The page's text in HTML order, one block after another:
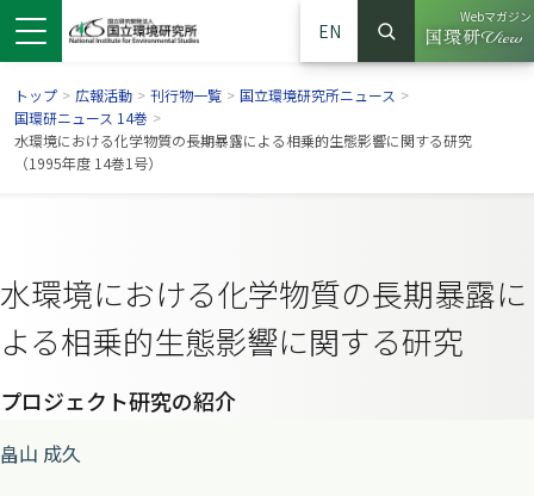
ドウで開きます）
ンドウで開きます）
ウインドウで開きます）
EN
サイト内検索
検索
Webマガジン
（別ウイ
トップ > 広報活動 > 刊行物一覧 > 国立環境研究所ニュース >
国環研ニュース 14巻 >
水環境における化学物質の長期暴露による相乗的生態影響に関する研究
（1995年度 14巻1号）
水環境における化学物質の長期暴露に
よる相乗的生態影響に関する研究
プロジェクト研究の紹介
畠山 成久